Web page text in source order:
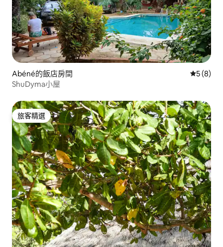
Abéné的飯店房間 從 8 則評
5 (8)
ShuDyma小屋
旅客精選
旅客精選